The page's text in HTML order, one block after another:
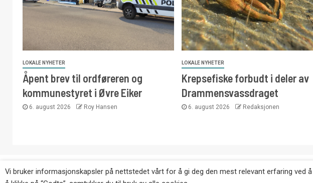
LOKALE NYHETER
Åpent brev til ordføreren og
kommunestyret i Øvre Eiker
6. august 2026 Roy Hansen
LOKALE NYHETER
Krepsefiske forbudt i deler av
Drammensvassdraget
6. august 2026 Redaksjonen
Copyright © Eikernytt.no utgis av Roy’s Pressetjeneste. Kopiering av tekst,
Vi bruker informasjonskapsler på nettstedet vårt for å gi deg den mest relevant erfaring ved